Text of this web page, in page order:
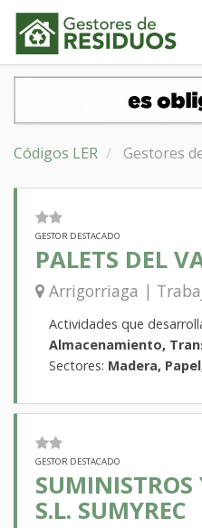
Códigos LER Gestores
GESTOR DESTACADO
PALETS DEL
Arrigorriaga |
Actividades que
Almacenamiento,
Sectores: Madera,
GESTOR DESTACADO
SUMINISTROS
S.L. SUMYREC